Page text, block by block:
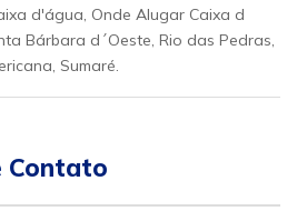
d'água, Onde Alugar Caixa d
Bárbara d´Oeste, Rio das Pedras,
Sumaré.
Contato